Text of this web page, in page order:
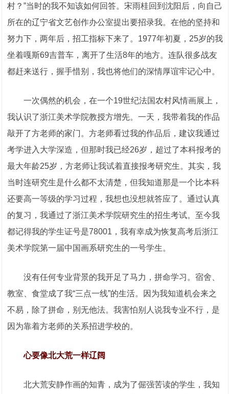
村？”当时的我不知该如何回答。宋雨桂回到沈阳后，向自己
所在的辽宁省文艺创作办公室提出要招录我。在他的坚持和
努力下，两年后，招工指标下来了。1977年初夏，25岁的我
坐着嘎斯69吉普车，离开了生活8年的地方。连队很多战友
都赶来送行，握手惜别，我也将他们的深情厚谊牢记心中。
一次偶然的机会，在一个19世纪法国农村风情画展上，
我认识了浙江美术学院教授方增先。一天，我带着我的作品
敲开了方老师的家门。方老师看过我的作品后，建议我通过
考学进入大学深造，但那时我已经26岁，超过了本科报考的
最大年龄25岁，方老师让我试着直接报考研究生。其实，我
当时连研究生是什么都不太清楚，但我知道那是一个比本科
还要高一等级的学习过程，我想也没想就答应了。通过认真
的复习，我通过了浙江美术学院研究生的招生考试。至今我
都记得我的学生证号是78001，我有幸成为恢复高考后浙江
美术学院第一届中国画系研究生的一号学生。
没有任何专业背景的我开足了马力，拼命学习。宿舍、
教室、食堂成了我“三点一线”的生活。因为我知道机会来之
不易，除了拼命，别无他法。我害怕别人说我专业不行，是
因为靠着方老师的关系招进学校的。
心要像北大荒一样辽阔
北大荒安静作画的知青，成为了倔强苦读的学生，我知